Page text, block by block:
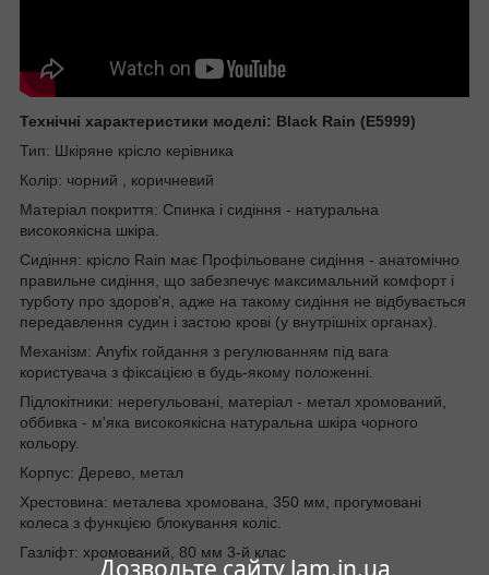
Дозвольте сайту lam.in.ua
Технічні характеристики моделі: Black Rain (E5999)
Тип: Шкіряне крісло керівника
Колір: чорний , коричневий
Матеріал покриття: Спинка і сидіння - натуральна
високоякісна шкіра.
Сидіння: крісло Rain має Профільоване сидіння - анатомічно
правильне сидіння, що забезпечує максимальний комфорт і
турботу про здоров'я, адже на такому сидіння не відбувається
передавлення судин і застою крові (у внутрішніх органах).
Механізм: Anyfix гойдання з регулюванням під вага
користувача з фіксацією в будь-якому положенні.
Підлокітники: нерегульовані, матеріал - метал хромований,
оббивка - м'яка високоякісна натуральна шкіра чорного
кольору.
Корпус: Дерево, метал
Хрестовина: металева хромована, 350 мм, прогумовані
колеса з функцією блокування коліс.
Газліфт: хромований, 80 мм 3-й клас